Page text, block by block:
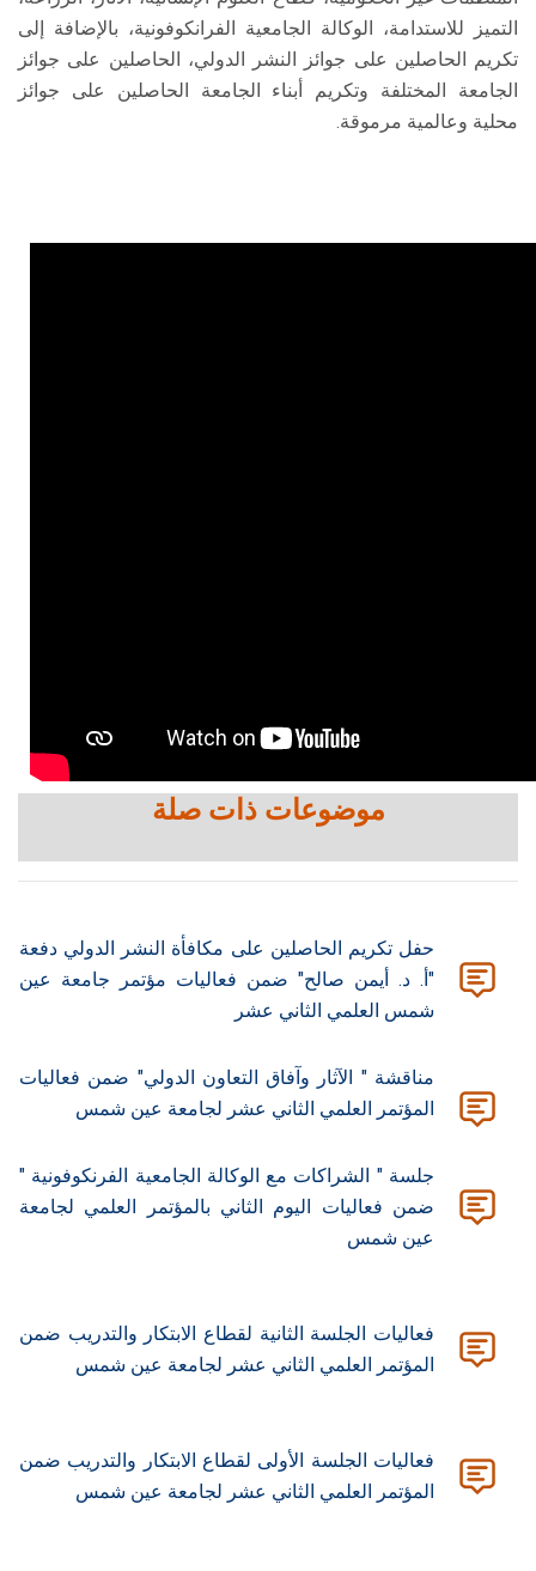
التميز للاستدامة، الوكالة الجامعية الفرانكوفونية، بالإضافة إلى
تكريم الحاصلين على جوائز النشر الدولي، الحاصلين على جوائز
الجامعة المختلفة وتكريم أبناء الجامعة الحاصلين على جوائز
محلية وعالمية مرموقة.
موضوعات ذات صلة
حفل تكريم الحاصلين على مكافأة النشر الدولي دفعة
"أ. د. أيمن صالح" ضمن فعاليات مؤتمر جامعة عين
شمس العلمي الثاني عشر
مناقشة " الآثار وآفاق التعاون الدولي" ضمن فعاليات
المؤتمر العلمي الثاني عشر لجامعة عين شمس
جلسة " الشراكات مع الوكالة الجامعية الفرنكوفونية "
ضمن فعاليات اليوم الثاني بالمؤتمر العلمي لجامعة
عين شمس
فعاليات الجلسة الثانية لقطاع الابتكار والتدريب ضمن
المؤتمر العلمي الثاني عشر لجامعة عين شمس
فعاليات الجلسة الأولى لقطاع الابتكار والتدريب ضمن
المؤتمر العلمي الثاني عشر لجامعة عين شمس